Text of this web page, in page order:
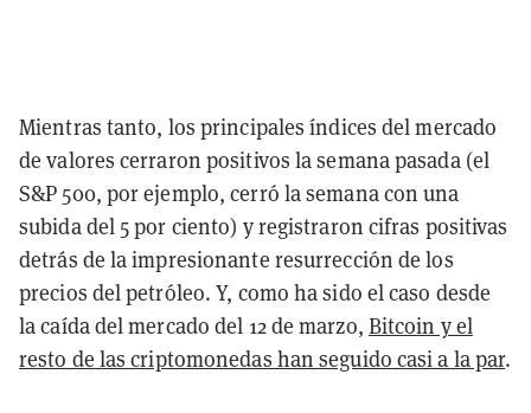
Mientras tanto, los principales índices del mercado
de valores cerraron positivos la semana pasada (el
S&P 500, por ejemplo, cerró la semana con una
subida del 5 por ciento) y registraron cifras positivas
detrás de la impresionante resurrección de los
precios del petróleo. Y, como ha sido el caso desde
la caída del mercado del 12 de marzo, Bitcoin y el
resto de las criptomonedas han seguido casi a la par.